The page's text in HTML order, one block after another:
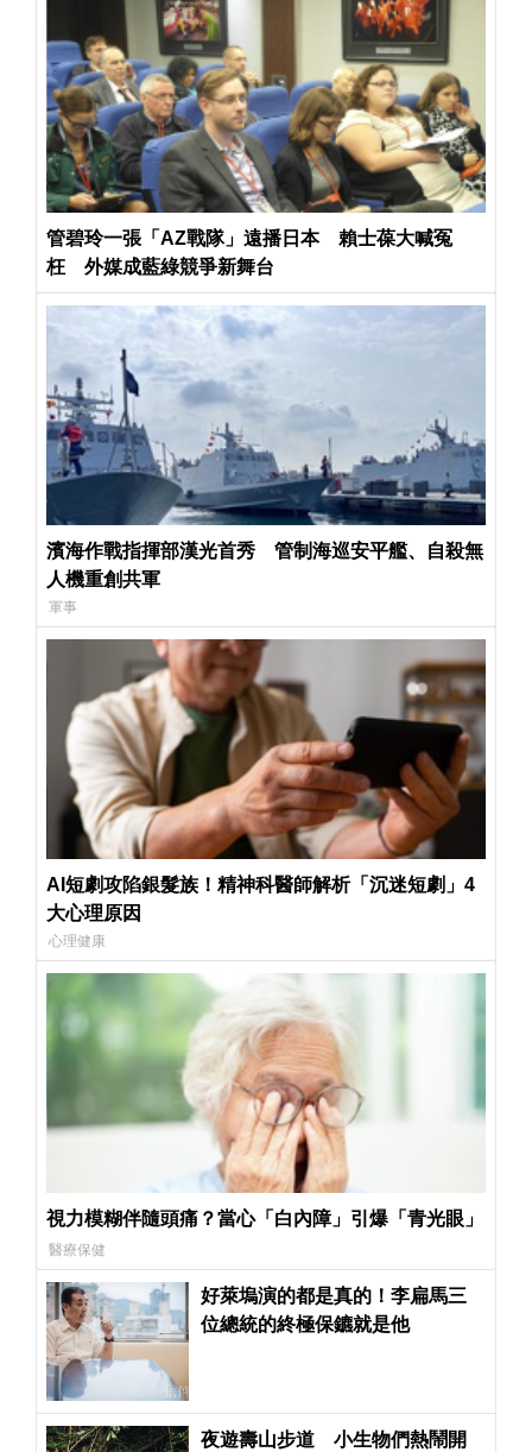
管碧玲一張「AZ戰隊」遠播日本 賴士葆大喊冤
枉 外媒成藍綠競爭新舞台
濱海作戰指揮部漢光首秀 管制海巡安平艦、自殺無
人機重創共軍
軍事
AI短劇攻陷銀髮族！精神科醫師解析「沉迷短劇」4
大心理原因
心理健康
視力模糊伴隨頭痛？當心「白內障」引爆「青光眼」
醫療保健
好萊塢演的都是真的！李扁馬三
位總統的終極保鑣就是他
夜遊壽山步道 小生物們熱鬧開